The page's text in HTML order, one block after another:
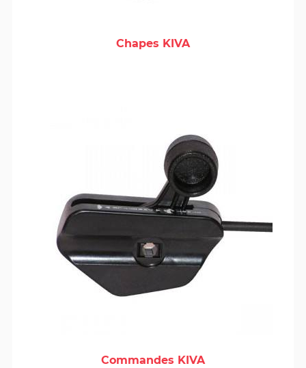
Chapes KIVA
Commandes KIVA